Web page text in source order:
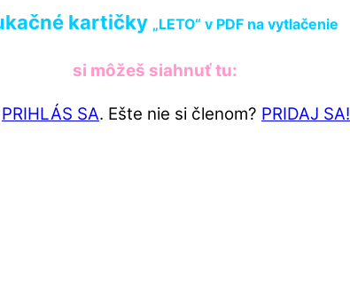
kartičky „LETO“ v PDF na vytlačenie
si môžeš siahnuť tu:
PRIHLÁS SA. Ešte nie si členom? PRIDAJ SA!